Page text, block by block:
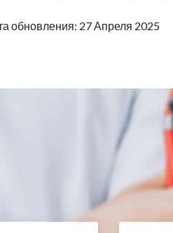
обновления: 27 Апреля 2025